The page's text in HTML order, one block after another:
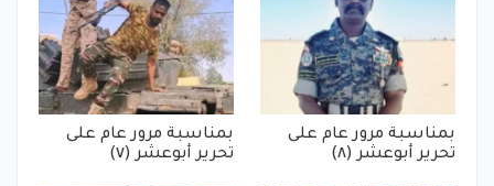
بمناسبة مرور عام على
تحرير أبوعشر (٨)
بمناسبة مرور عام على
تحرير أبوعشر (٧)